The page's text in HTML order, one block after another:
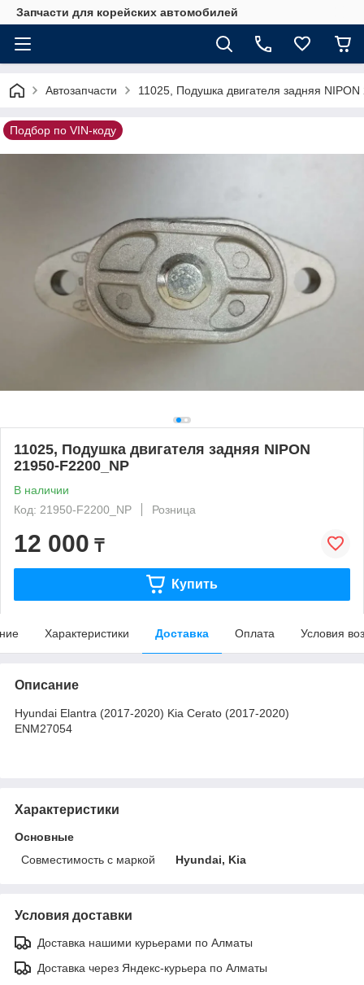
Запчасти для корейских автомобилей
Автозапчасти 11025, Подушка двигателя задняя
Подбор по VIN-коду
11025, Подушка двигателя задняя NIPON
21950-F2200_NP
В наличии
Код: 21950-F2200_NP
Розница
12 000 ₸
Купить
Характеристики Доставка Оплата Условия
Описание
Hyundai Elantra (2017-2020) Kia Cerato (2017-2020)
ENM27054
Характеристики
Основные
Совместимость с маркой
Hyundai, Kia
Условия доставки
Доставка нашими курьерами по Алматы
Доставка через Яндекс-курьера по Алматы